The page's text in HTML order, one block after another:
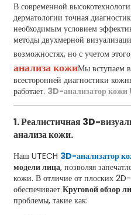
В современной
дерматологии точная
необходимым условием
методы двухмерной
возможностях, но с учетом
анализа кожиМы вступаем
всесторонней диагностики
работает. 3D-анализатор кожи
1. Реалистичная 3D-
анализа кожи.
Наш UTECH 3D-анализатор
модели лица, позволяя
кожи. В отличие от плоских
обеспечивает Круговой обзор
проблемы, такие как: